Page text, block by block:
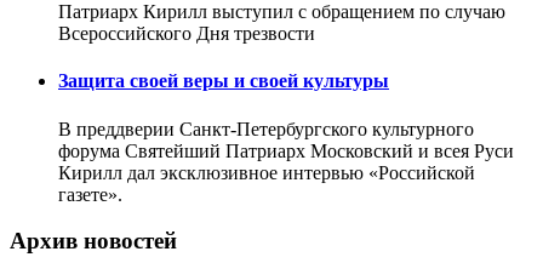
Патриарх Кирилл выступил с обращением по случаю
Всероссийского Дня трезвости
Защита своей веры и своей культуры
В преддверии Санкт-Петербургского культурного
форума Святейший Патриарх Московский и всея Руси
Кирилл дал эксклюзивное интервью «Российской
газете».
Архив новостей